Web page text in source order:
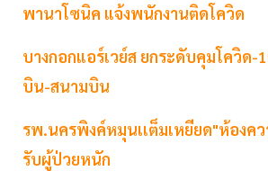
พานาโซนิค แจ้งพนักงานติดโควิด
บางกอกแอร์เวย์ส ยกระดับคุมโควิด-
บิน-สนามบิน
รพ.นครพิงค์หมุนเเต็มเหยียด"ห้องค
รับผู้ป่วยหนัก